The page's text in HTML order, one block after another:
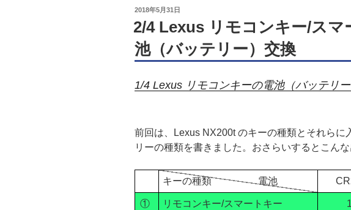
投
日:
2018年5月31日
2/4 Lexus リモコンキー/スマ
池（バッテリー）交換
1/4 Lexus リモコンキーの電池（バッテリ
前回は、Lexus NX200t のキーの種類とそれらに
リーの種類を書きました。おさらいするとこんな
キーの種類 電池
① リモコンキー/スマートキー